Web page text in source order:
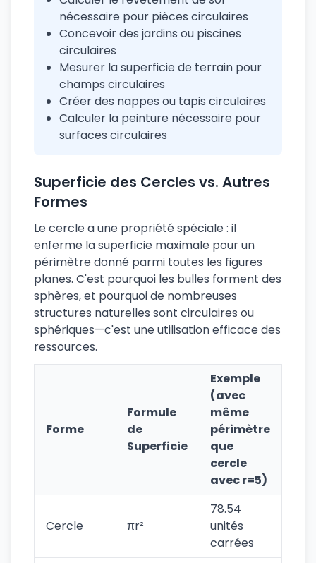
nécessaire pour pièces circulaires
Concevoir des jardins ou piscines
circulaires
Mesurer la superficie de terrain pour
champs circulaires
Créer des nappes ou tapis circulaires
Calculer la peinture nécessaire pour
surfaces circulaires
Superficie des Cercles vs. Autres
Formes
Le cercle a une propriété spéciale : il
enferme la superficie maximale pour un
périmètre donné parmi toutes les figures
planes. C'est pourquoi les bulles forment des
sphères, et pourquoi de nombreuses
structures naturelles sont circulaires ou
sphériques—c'est une utilisation efficace des
ressources.
Forme
Formule
de
Superficie
Exemple
(avec
même
périmètre
que
cercle
avec r=5)
Cercle πr²
78.54
unités
carrées